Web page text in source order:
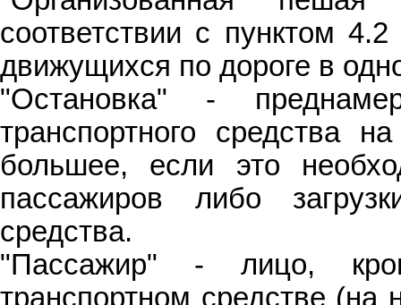
соответствии с пунктом
движущихся по дороге в
"Остановка" -
транспортного средства
большее, если это
пассажиров либо
средства.
"Пассажир" - лицо,
транспортном средстве (на